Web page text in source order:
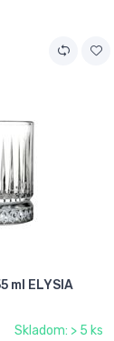
ml ELYSIA
Skladom: > 5 ks